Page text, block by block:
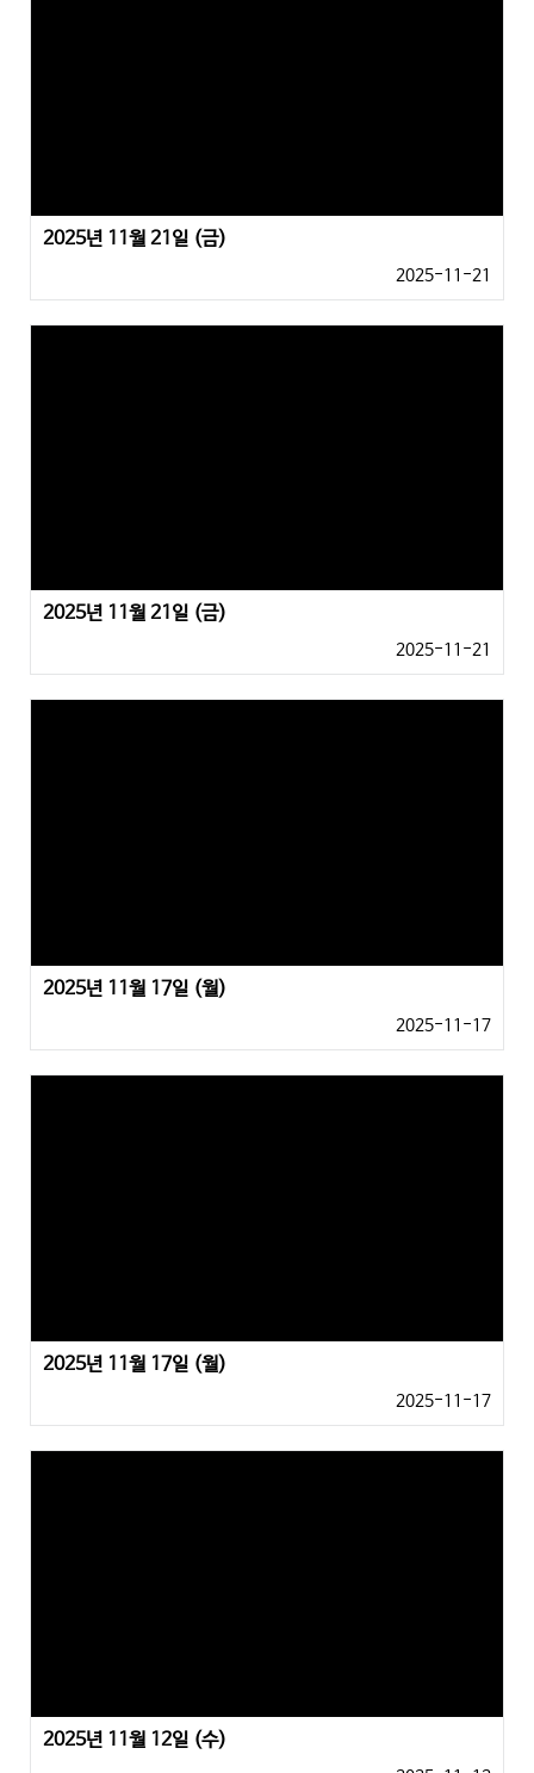
2025년 11월 21일 (금)
2025-11-21
2025년 11월 21일 (금)
2025-11-21
2025년 11월 17일 (월)
2025-11-17
2025년 11월 17일 (월)
2025-11-17
2025년 11월 12일 (수)